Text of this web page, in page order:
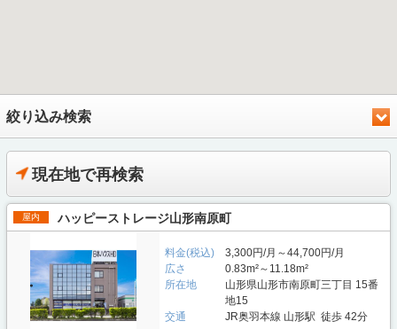
絞り込み検索
現在地で再検索
屋内 ハッピーストレージ山形南原町
料金(税込)
3,300円/月～44,700円/月
広さ
0.83m²～11.18m²
所在地
山形県山形市南原町三丁目 15番
地15
交通
JR奥羽本線 山形駅 徒歩 42分